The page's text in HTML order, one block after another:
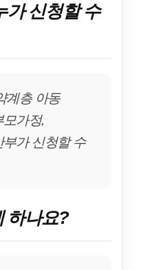
가 신청할 수
계층 아동
가정,
가 신청할 수
하나요?